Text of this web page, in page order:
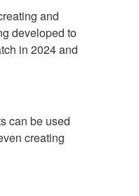
and
developed to
in 2024 and
can be used
creating